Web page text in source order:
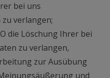
bei uns
verlangen;
die Löschung Ihrer bei
zu verlangen,
zur Ausübung
und